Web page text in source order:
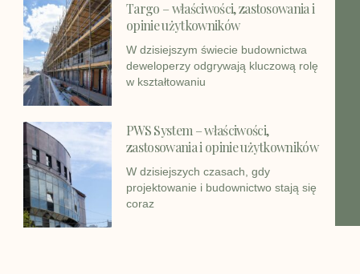
Targo – właściwości, zastosowania i
opinie użytkowników
W dzisiejszym świecie budownictwa
deweloperzy odgrywają kluczową rolę
w kształtowaniu
PWS System – właściwości,
zastosowania i opinie użytkowników
W dzisiejszych czasach, gdy
projektowanie i budownictwo stają się
coraz